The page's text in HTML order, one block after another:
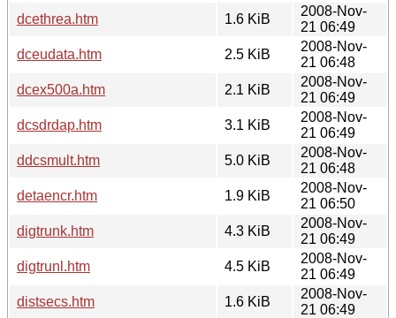
dcethrea.htm
1.6 KiB
2008-Nov-
21 06:49
dceudata.htm
2.5 KiB
2008-Nov-
21 06:48
dcex500a.htm
2.1 KiB
2008-Nov-
21 06:49
dcsdrdap.htm
3.1 KiB
2008-Nov-
21 06:49
ddcsmult.htm
5.0 KiB
2008-Nov-
21 06:48
detaencr.htm
1.9 KiB
2008-Nov-
21 06:50
digtrunk.htm
4.3 KiB
2008-Nov-
21 06:49
digtrunl.htm
4.5 KiB
2008-Nov-
21 06:49
distsecs.htm
1.6 KiB
2008-Nov-
21 06:49